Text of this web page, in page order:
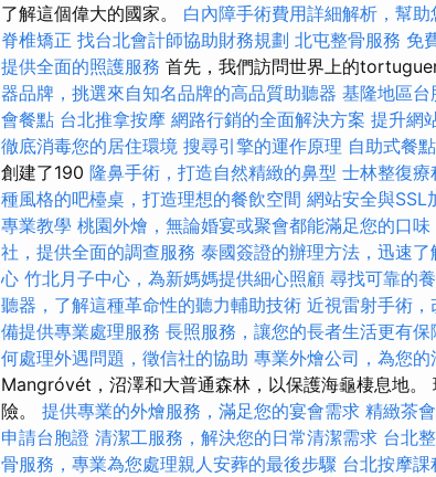
了解這個偉大的國家。 白內障手術費用詳細解析，幫
脊椎矯正 找台北會計師協助財務規劃 北屯整骨服務 免
提供全面的照護服務 首先，我們訪問世界上的
器品牌，挑選來自知名品牌的高品質助聽器 基隆地區台
會餐點 台北推拿按摩 網路行銷的全面解決方案 提升網
徹底消毒您的居住環境 搜尋引擎的運作原理 自助式餐
創建了190 隆鼻手術，打造自然精緻的鼻型 士林整復療
種風格的吧檯桌，打造理想的餐飲空間 網站安全與SSL
專業教學 桃園外燴，無論婚宴或聚會都能滿足您的口味
社，提供全面的調查服務 泰國簽證的辦理方法，迅速了
心 竹北月子中心，為新媽媽提供細心照顧 尋找可靠的
聽器，了解這種革命性的聽力輔助技術 近視雷射手術
備提供專業處理服務 長照服務，讓您的長者生活更有保
何處理外遇問題，徵信社的協助 專業外燴公司，為您
Mangróvét，沼澤和大普通森林，以保護海龜棲息地
險。 提供專業的外燴服務，滿足您的宴會需求 精緻茶
申請台胞證 清潔工服務，解決您的日常清潔需求 台北
骨服務，專業為您處理親人安葬的最後步驟 台北按摩課